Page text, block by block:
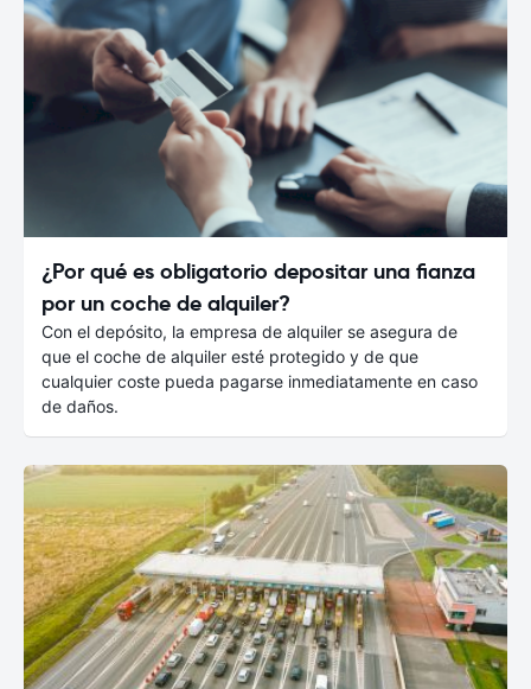
¿Por qué es obligatorio depositar una fianza
por un coche de alquiler?
Con el depósito, la empresa de alquiler se asegura de
que el coche de alquiler esté protegido y de que
cualquier coste pueda pagarse inmediatamente en caso
de daños.